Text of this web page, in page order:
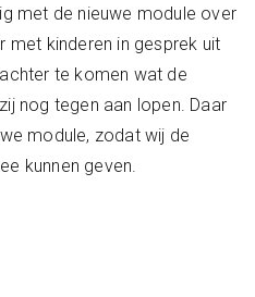
met de nieuwe module over
met kinderen in gesprek uit
te komen wat de
nog tegen aan lopen. Daar
module, zodat wij de
kunnen geven.